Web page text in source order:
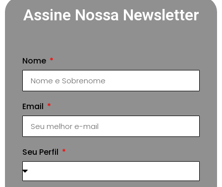
Assine Nossa Newsletter
Nome
Email
Seu Perfil